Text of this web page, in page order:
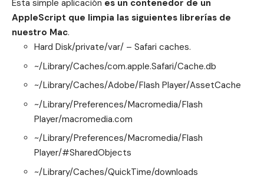
Esta simple aplicación es un contenedor de un
AppleScript que limpia las siguientes librerías de
nuestro Mac.
Hard Disk/private/var/ – Safari caches.
~/Library/Caches/com.apple.Safari/Cache.db
~/Library/Caches/Adobe/Flash Player/AssetCache
~/Library/Preferences/Macromedia/Flash
Player/macromedia.com
~/Library/Preferences/Macromedia/Flash
Player/#SharedObjects
~/Library/Caches/QuickTime/downloads